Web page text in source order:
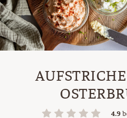
4.9